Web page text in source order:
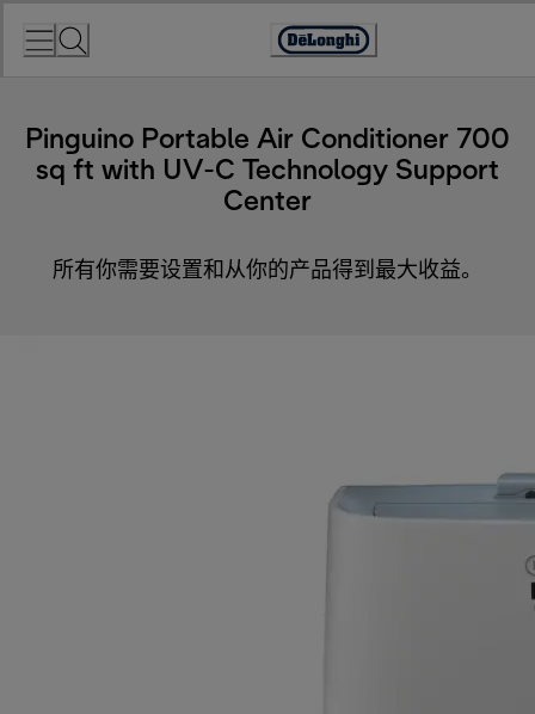
Accessibility
Pinguino Portable Air Conditioner 700
sq ft with UV-C Technology Support
Center
所有你需要设置和从你的产品得到最大收益。